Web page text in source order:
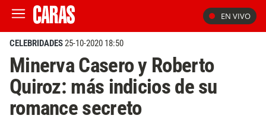
EN VIVO
CELEBRIDADES25-10-2020 18:50
Minerva Casero y Roberto
Quiroz: más indicios de su
romance secreto